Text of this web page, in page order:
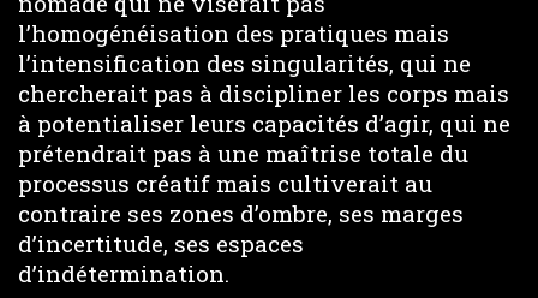
l’homogénéisation des pratiques mais
l’intensification des singularités, qui ne
chercherait pas à discipliner les corps mais
à potentialiser leurs capacités d’agir, qui ne
prétendrait pas à une maîtrise totale du
processus créatif mais cultiverait au
contraire ses zones d’ombre, ses marges
d’incertitude, ses espaces
d’indétermination.